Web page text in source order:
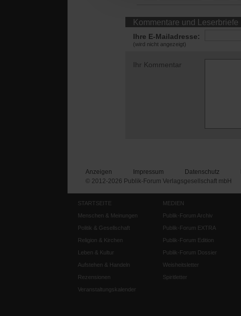
Kommentare und Leserbriefe
Ihre E-Mailadresse:
(wird nicht angezeigt)
Ihr Kommentar
Anzeigen Impressum Datenschutz
© 2012-2026 Publik-Forum Verlagsgesellschaft mbH
STARTSEITE
Menschen & Meinungen
Politik & Gesellschaft
Religion & Kirchen
Leben & Kultur
Aufstehen & Handeln
Rezensionen
Veranstaltungskalender
MEDIEN
Publik-Forum Archiv
Publik-Forum EXTRA
Publik-Forum Edition
Publik-Forum Dossier
Weisheitsletter
Spiritletter